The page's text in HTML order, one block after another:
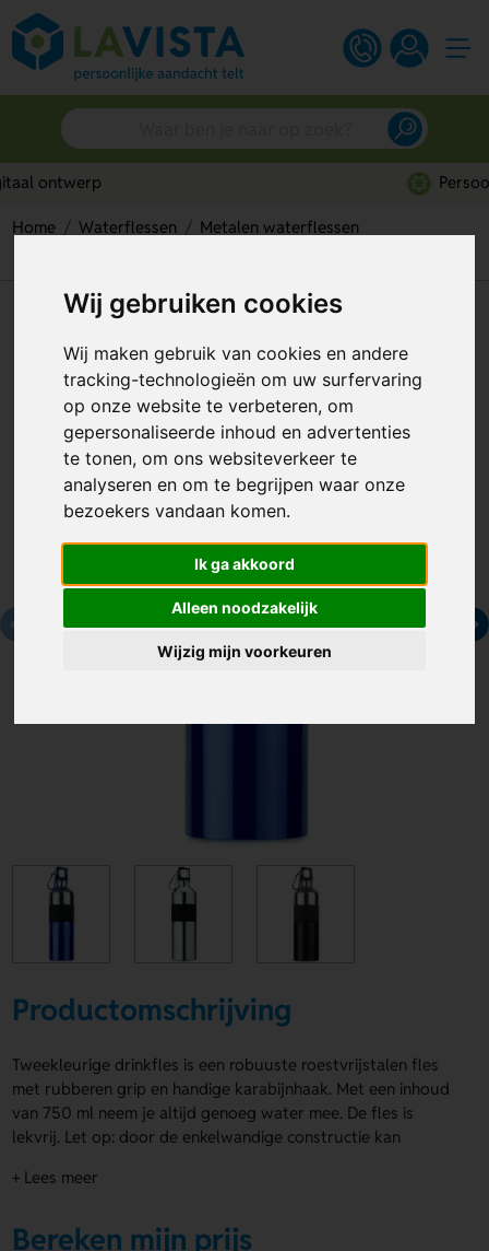
Wij gebruiken cookies
Wij maken gebruik van cookies en andere
tracking-technologieën om uw surfervaring
op onze website te verbeteren, om
gepersonaliseerde inhoud en advertenties
te tonen, om ons websiteverkeer te
analyseren en om te begrijpen waar onze
bezoekers vandaan komen.
Ik ga akkoord
Alleen noodzakelijk
Wijzig mijn voorkeuren
Home Waterflessen
Metalen waterflessen
Tweekleurige drinkfles
Artikelnummer: 48768
Productomschrijving
Tweekleurige drinkfles is een robuuste roestvrijstalen fles
met rubberen grip en handige karabijnhaak. Met een inhoud
van 750 ml neem je altijd genoeg water mee. De fles is
lekvrij. Let op: door de enkelwandige constructie kan
diverse kleuren. Je kunt de tweekleurige drinkfles laten
ontwerp, ook rondom en/of in full colour. Bestel snel of
+ Lees meer
Bereken mijn prijs